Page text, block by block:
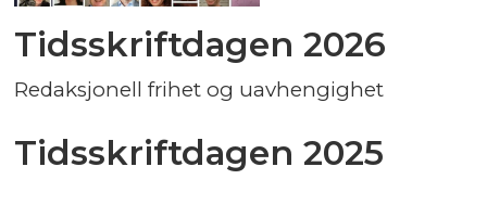
Tidsskriftdagen 2026
Redaksjonell frihet og uavhengighet
Tidsskriftdagen 2025